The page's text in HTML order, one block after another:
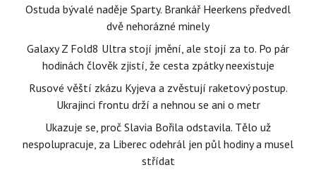
Ostuda bývalé naděje Sparty. Brankář Heerkens předvedl
dvě nehorázné minely
Galaxy Z Fold8 Ultra stojí jmění, ale stojí za to. Po pár
hodinách člověk zjistí, že cesta zpátky neexistuje
Rusové věští zkázu Kyjeva a zvěstují raketový postup.
Ukrajinci frontu drží a nehnou se ani o metr
Ukazuje se, proč Slavia Bořila odstavila. Tělo už
nespolupracuje, za Liberec odehrál jen půl hodiny a musel
střídat